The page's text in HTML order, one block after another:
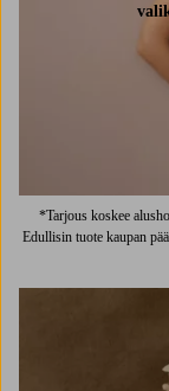
*Tarjous koskee
Edullisin tuote kaupan